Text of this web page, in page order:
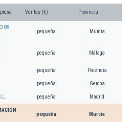
Ventas (€) Provincia
pequeña Murcia
pequeña Málaga
pequeña Palencia
pequeña Gerona
pequeña Madrid
pequeña Murcia